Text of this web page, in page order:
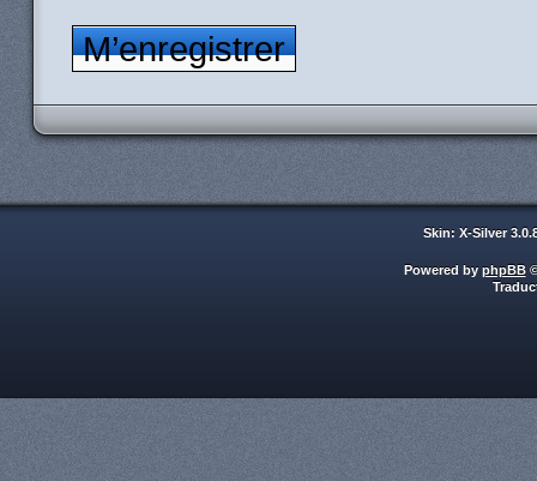
M’enregistrer
Skin: X-Silver
Powered by phpBB©